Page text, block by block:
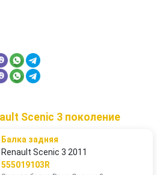
Scenic 3 поколение
Балка задняя
Renault Scenic 3 2011
555019103R